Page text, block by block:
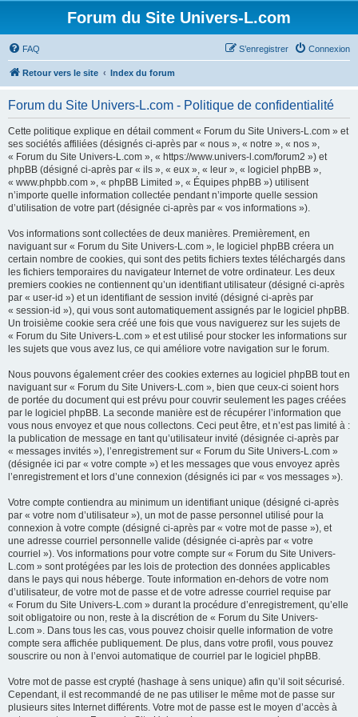
Forum du Site Univers-L.com
FAQ Connexion
S’enregistrer
Retour vers le site Index du forum
Forum du Site Univers-L.com - Politique de confidentialité
Cette politique explique en détail comment « Forum du Site Univers-L.com » et
ses sociétés affiliées (désignés ci-après par « nous », « notre », « nos »,
« Forum du Site Univers-L.com », « https://www.univers-l.com/forum2 ») et
phpBB (désigné ci-après par « ils », « eux », « leur », « logiciel phpBB »,
« www.phpbb.com », « phpBB Limited », « Équipes phpBB ») utilisent
n’importe quelle information collectée pendant n’importe quelle session
d’utilisation de votre part (désignée ci-après par « vos informations »).
Vos informations sont collectées de deux manières. Premièrement, en
naviguant sur « Forum du Site Univers-L.com », le logiciel phpBB créera un
certain nombre de cookies, qui sont des petits fichiers textes téléchargés dans
les fichiers temporaires du navigateur Internet de votre ordinateur. Les deux
premiers cookies ne contiennent qu’un identifiant utilisateur (désigné ci-après
par « user-id ») et un identifiant de session invité (désigné ci-après par
« session-id »), qui vous sont automatiquement assignés par le logiciel phpBB.
Un troisième cookie sera créé une fois que vous naviguerez sur les sujets de
« Forum du Site Univers-L.com » et est utilisé pour stocker les informations sur
les sujets que vous avez lus, ce qui améliore votre navigation sur le forum.
Nous pouvons également créer des cookies externes au logiciel phpBB tout en
naviguant sur « Forum du Site Univers-L.com », bien que ceux-ci soient hors
de portée du document qui est prévu pour couvrir seulement les pages créées
par le logiciel phpBB. La seconde manière est de récupérer l’information que
vous nous envoyez et que nous collectons. Ceci peut être, et n’est pas limité à :
la publication de message en tant qu’utilisateur invité (désignée ci-après par
« messages invités »), l’enregistrement sur « Forum du Site Univers-L.com »
(désignée ici par « votre compte ») et les messages que vous envoyez après
l’enregistrement et lors d’une connexion (désignés ici par « vos messages »).
Votre compte contiendra au minimum un identifiant unique (désigné ci-après
par « votre nom d’utilisateur »), un mot de passe personnel utilisé pour la
connexion à votre compte (désigné ci-après par « votre mot de passe »), et
une adresse courriel personnelle valide (désignée ci-après par « votre
courriel »). Vos informations pour votre compte sur « Forum du Site Univers-
L.com » sont protégées par les lois de protection des données applicables
dans le pays qui nous héberge. Toute information en-dehors de votre nom
d’utilisateur, de votre mot de passe et de votre adresse courriel requise par
« Forum du Site Univers-L.com » durant la procédure d’enregistrement, qu’elle
soit obligatoire ou non, reste à la discrétion de « Forum du Site Univers-
L.com ». Dans tous les cas, vous pouvez choisir quelle information de votre
compte sera affichée publiquement. De plus, dans votre profil, vous pouvez
souscrire ou non à l’envoi automatique de courriel par le logiciel phpBB.
Votre mot de passe est crypté (hashage à sens unique) afin qu’il soit sécurisé.
Cependant, il est recommandé de ne pas utiliser le même mot de passe sur
plusieurs sites Internet différents. Votre mot de passe est le moyen d’accès à